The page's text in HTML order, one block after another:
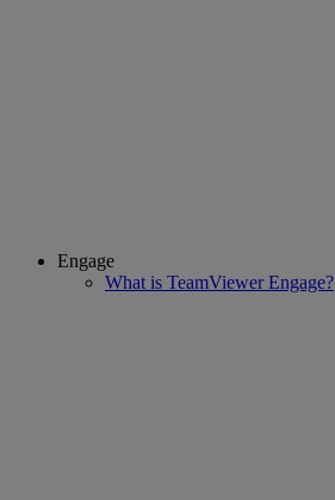
Engage
What is TeamViewer Engage?